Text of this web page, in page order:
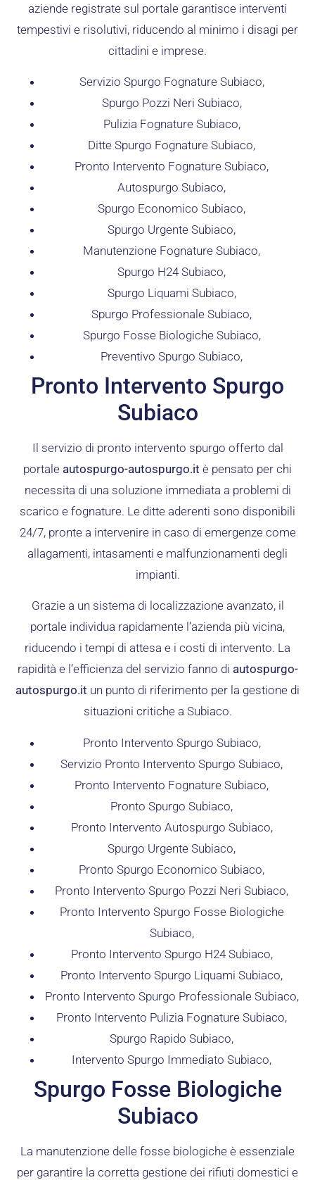
aziende registrate sul portale garantisce interventi
tempestivi e risolutivi, riducendo al minimo i disagi per
cittadini e imprese.
Servizio Spurgo Fognature Subiaco,
Spurgo Pozzi Neri Subiaco,
Pulizia Fognature Subiaco,
Ditte Spurgo Fognature Subiaco,
Pronto Intervento Fognature Subiaco,
Autospurgo Subiaco,
Spurgo Economico Subiaco,
Spurgo Urgente Subiaco,
Manutenzione Fognature Subiaco,
Spurgo H24 Subiaco,
Spurgo Liquami Subiaco,
Spurgo Professionale Subiaco,
Spurgo Fosse Biologiche Subiaco,
Preventivo Spurgo Subiaco,
Pronto Intervento Spurgo
Subiaco
Il servizio di pronto intervento spurgo offerto dal
portale autospurgo-autospurgo.it è pensato per chi
necessita di una soluzione immediata a problemi di
scarico e fognature. Le ditte aderenti sono disponibili
24/7, pronte a intervenire in caso di emergenze come
allagamenti, intasamenti e malfunzionamenti degli
impianti.
Grazie a un sistema di localizzazione avanzato, il
portale individua rapidamente l’azienda più vicina,
riducendo i tempi di attesa e i costi di intervento. La
rapidità e l’efficienza del servizio fanno di autospurgo-
autospurgo.it un punto di riferimento per la gestione di
situazioni critiche a Subiaco.
Pronto Intervento Spurgo Subiaco,
Servizio Pronto Intervento Spurgo Subiaco,
Pronto Intervento Fognature Subiaco,
Pronto Spurgo Subiaco,
Pronto Intervento Autospurgo Subiaco,
Spurgo Urgente Subiaco,
Pronto Spurgo Economico Subiaco,
Pronto Intervento Spurgo Pozzi Neri Subiaco,
Pronto Intervento Spurgo Fosse Biologiche
Subiaco,
Pronto Intervento Spurgo H24 Subiaco,
Pronto Intervento Spurgo Liquami Subiaco,
Pronto Intervento Spurgo Professionale Subiaco,
Pronto Intervento Pulizia Fognature Subiaco,
Spurgo Rapido Subiaco,
Intervento Spurgo Immediato Subiaco,
Spurgo Fosse Biologiche
Subiaco
La manutenzione delle fosse biologiche è essenziale
per garantire la corretta gestione dei rifiuti domestici e